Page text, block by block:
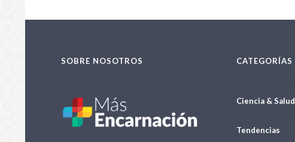
SOBRE NOSOTROS CATEGORÍAS
Ciencia & Salud
Tendencias